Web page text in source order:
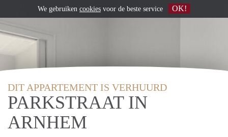
DIT APPARTEMENT IS VERHUURD
PARKSTRAAT IN
ARNHEM
We gebruiken cookies voor de beste service OK!